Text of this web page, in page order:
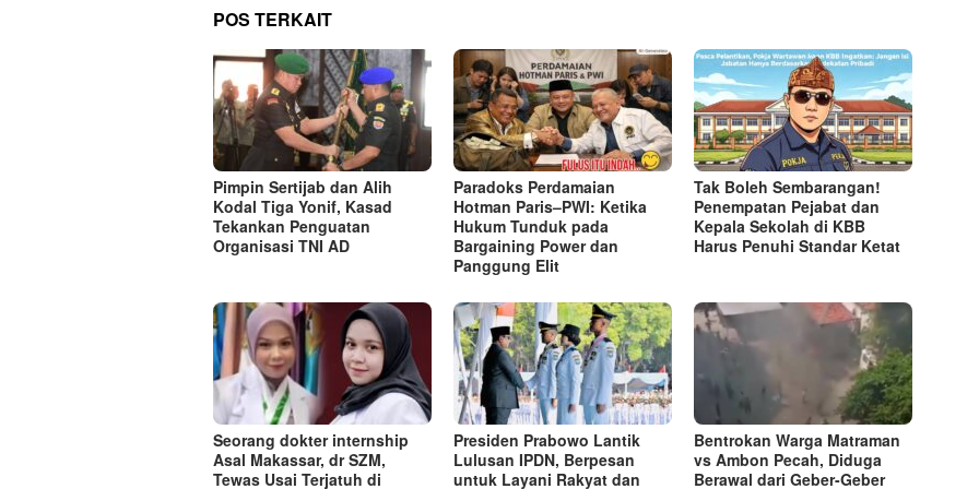
POS TERKAIT
Pimpin Sertijab dan Alih
Kodal Tiga Yonif, Kasad
Tekankan Penguatan
Organisasi TNI AD
Paradoks Perdamaian
Hotman Paris–PWI: Ketika
Hukum Tunduk pada
Bargaining Power dan
Panggung Elit
Tak Boleh Sembarangan!
Penempatan Pejabat dan
Kepala Sekolah di KBB
Harus Penuhi Standar Ketat ​
Seorang dokter internship
Asal Makassar, dr SZM,
Tewas Usai Terjatuh di
Presiden Prabowo Lantik
Lulusan IPDN, Berpesan
untuk Layani Rakyat dan
Bentrokan Warga Matraman
vs Ambon Pecah, Diduga
Berawal dari Geber-Geber